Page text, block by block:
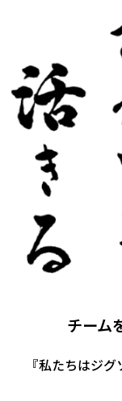
チーム
『私たちはジ